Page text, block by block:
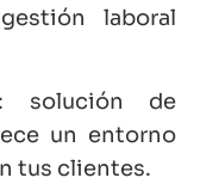
laboral
: solución de
un entorno
tus clientes.